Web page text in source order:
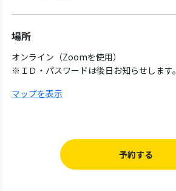
場所
オンライン（Zoomを使用）
※ＩＤ・パスワードは後日お知らせします。
マップを表示
予約する